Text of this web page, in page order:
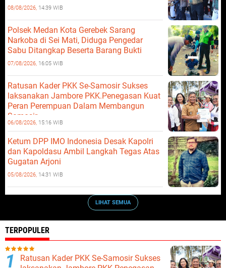
08/08/2026, 14:39 WIB
Polsek Medan Kota Gerebek Sarang
Narkoba di Sei Mati, Diduga Pengedar
Sabu Ditangkap Beserta Barang Bukti
07/08/2026, 16:05 WIB
Ratusan Kader PKK Se-Samosir Sukses
laksanakan Jambore PKK.Penegasan Kuat
Peran Perempuan Dalam Membangun
Samosir.
06/08/2026, 15:16 WIB
Ketum DPP IMO Indonesia Desak Kapolri
dan Kapoldasu Ambil Langkah Tegas Atas
Gugatan Arjoni
05/08/2026, 14:31 WIB
LIHAT SEMUA
TERPOPULER
Ratusan Kader PKK Se-Samosir Sukses